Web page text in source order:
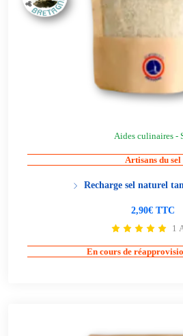
Aides culinaires -
Artisans du sel
Recharge sel naturel
2,90€ TTC
1
En cours de